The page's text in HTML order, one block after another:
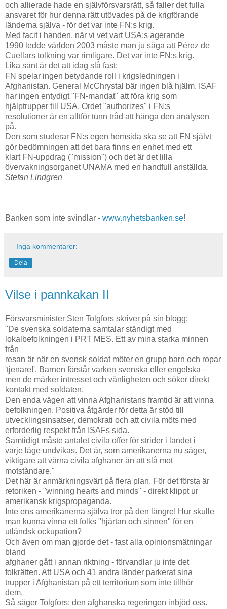
och allierade hade en självförsvarsrätt, så faller det fulla
ansvaret för hur denna rätt utövades på de krigförande
länderna själva - för det var inte FN:s krig.
Med facit i handen, när vi vet vart USA:s agerande
1990 ledde världen 2003 måste man ju säga att Pérez de
Cuellars tolkning var rimligare. Det var inte FN:s krig.
Lika sant är det att idag slå fast:
FN spelar ingen betydande roll i krigsledningen i
Afghanistan. General McChrystal bär ingen blå hjälm. ISAF
har ingen entydigt "FN-mandat" att föra krig som
hjälptrupper till USA. Ordet "authorizes" i FN:s
resolutioner är en alltför tunn tråd att hänga den analysen
på.
Den som studerar FN:s egen hemsida ska se att FN självt
gör bedömningen att det bara finns en enhet med ett
klart FN-uppdrag ("mission") och det är det lilla
övervakningsorganet UNAMA med en handfull anställda.
Stefan Lindgren
Banken som inte svindlar - www.nyhetsbanken.se!
Inga kommentarer:
Dela
Vilse i pannkakan II
Försvarsminister Sten Tolgfors skriver på sin blogg:
"De svenska soldaterna samtalar ständigt med
lokalbefolkningen i PRT MES. Ett av mina starka minnen
från
resan är när en svensk soldat möter en grupp barn och ropar
'tjenare!'. Barnen förstår varken svenska eller engelska –
men de märker intresset och vänligheten och söker direkt
kontakt med soldaten.
Den enda vägen att vinna Afghanistans framtid är att vinna
befolkningen. Positiva åtgärder för detta är stöd till
utvecklingsinsatser, demokrati och att civila möts med
erforderlig respekt från ISAFs sida.
Samtidigt måste antalet civila offer för strider i landet i
varje läge undvikas. Det är, som amerikanerna nu säger,
viktigare att värna civila afghaner än att slå mot
motståndare."
Det här är anmärkningsvärt på flera plan. För det första är
retoriken - "winning hearts and minds" - direkt klippt ur
amerikansk krigspropaganda.
Inte ens amerikanerna själva tror på den längre! Hur skulle
man kunna vinna ett folks "hjärtan och sinnen" för en
utländsk ockupation?
Och även om man gjorde det - fast alla opinionsmätningar
bland
afghaner gått i annan riktning - förvandlar ju inte det
folkrätten. Att USA och 41 andra länder parkerat sina
trupper i Afghanistan på ett territorium som inte tillhör
dem.
Så säger Tolgfors: den afghanska regeringen inbjöd oss.